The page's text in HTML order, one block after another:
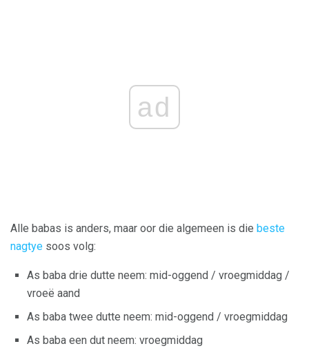
ad
Alle babas is anders, maar oor die algemeen is die beste
nagtye soos volg:
As baba drie dutte neem: mid-oggend / vroegmiddag /
vroeë aand
As baba twee dutte neem: mid-oggend / vroegmiddag
As baba een dut neem: vroegmiddag